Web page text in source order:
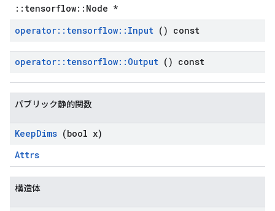
::tensorflow::Node *
operator:: tensorflow:: Input () const
operator:: tensorflow:: Output () const
パブリック静的関数
KeepDims (bool x)
Attrs
構造体